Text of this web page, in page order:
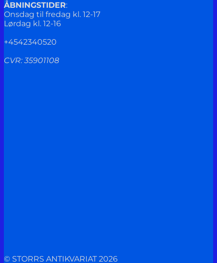
ÅBNINGSTIDER:
Onsdag til fredag kl. 12-17
Lørdag kl. 12-16
+4542340520
CVR: 35901108
© STORRS ANTIKVARIAT 2026